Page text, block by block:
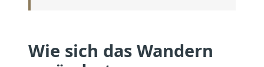
Wie sich das Wandern